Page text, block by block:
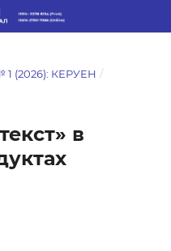
(2026): КЕРУЕН /
в